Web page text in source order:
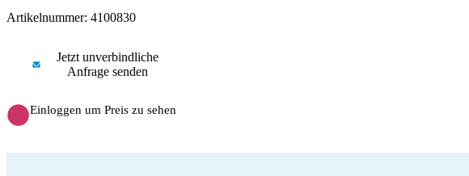
Artikelnummer: 4100830
Jetzt unverbindliche
Anfrage senden
Einloggen um Preis zu sehen